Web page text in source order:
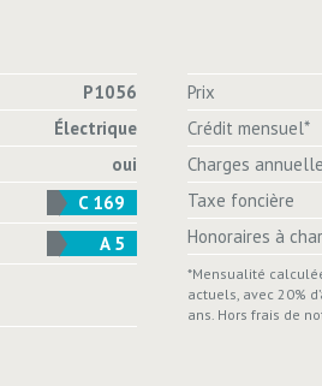
P1056
Électrique
oui
C 169
A 5
Prix
Crédit mensuel*
Charges
Taxe foncière
Honoraires à
*Mensualité
actuels, avec 20%
ans. Hors frais de